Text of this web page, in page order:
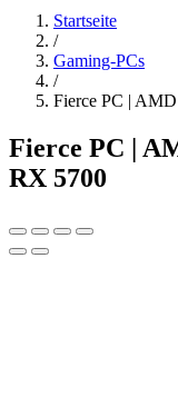
Startseite
/
Gaming-PCs
/
Fierce PC |
Fierce PC |
RX 5700